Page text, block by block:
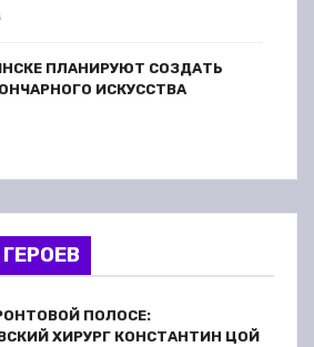
ПЛАНИРУЮТ СОЗДАТЬ
ИСКУССТВА
ПОЛОСЕ:
ХИРУРГ КОНСТАНТИН ЦОЙ